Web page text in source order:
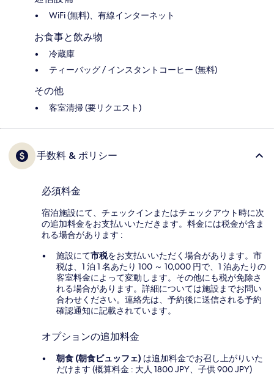
WiFi (無料)、有線インターネット
お食事と飲み物
冷蔵庫
ティーバッグ / インスタントコーヒー (無料)
その他
客室清掃 (要リクエスト)
手数料 & ポリシー
必須料金
宿泊施設にて、チェックインまたはチェックアウト時に次
の追加料金をお支払いいただきます。料金には税金が含ま
れる場合があります :
施設にて市税をお支払いいただく場合があります。市
税は、1 泊 1 名あたり 100 ～ 10,000 円で、1 泊あたりの
客室料金によって変動します。その他にも税が免除さ
れる場合があります。詳細については施設までお問い
合わせください。連絡先は、予約後に送信される予約
確認通知に記載されています。
オプションの追加料金
朝食 (朝食ビュッフェ) は追加料金でお召し上がりいた
だけます (概算料金 : 大人 1800 JPY、子供 900 JPY)